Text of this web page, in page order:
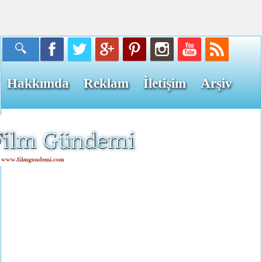
Hakkımda Reklam İletişim Arşiv